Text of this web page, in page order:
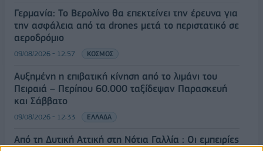
Γερμανία: Το Βερολίνο θα επεκτείνει την έρευνα για
την ασφάλεια από τα drones μετά το περιστατικό σε
αεροδρόμιο
09/08/2026 - 12:57 ΚΟΣΜΟΣ
Αυξημένη η επιβατική κίνηση από το λιμάνι του
Πειραιά – Περίπου 60.000 ταξίδεψαν Παρασκευή
και Σάββατο
09/08/2026 - 12:33 ΕΛΛΑΔΑ
Από τη Δυτική Αττική στη Νότια Γαλλία : Οι εμπειρίες